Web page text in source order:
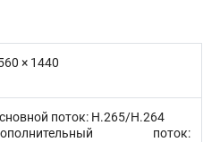
× 1440
поток: H.265/H.264
поток: